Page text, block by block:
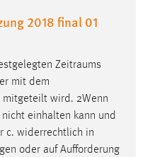
2018 final 01
Zeitraums
mit dem
wird. 2Wenn
nicht einhalten kann und
c. widerrechtlich in
oder auf Aufforderung